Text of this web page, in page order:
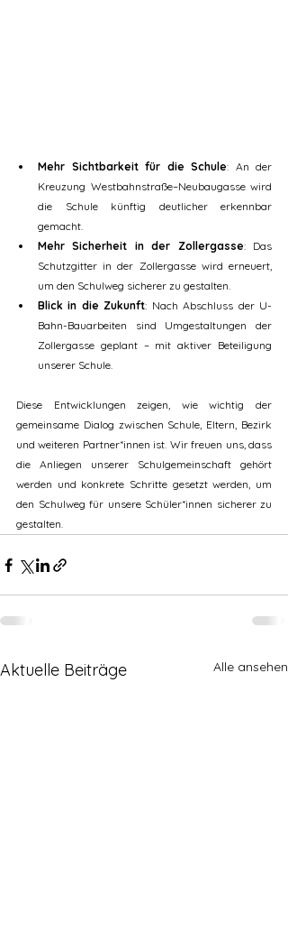
Mehr Sichtbarkeit für die Schule: An der
Kreuzung Westbahnstraße–Neubaugasse wird
die Schule künftig deutlicher erkennbar
gemacht.
Mehr Sicherheit in der Zollergasse: Das
Schutzgitter in der Zollergasse wird erneuert,
um den Schulweg sicherer zu gestalten.
Blick in die Zukunft: Nach Abschluss der U-
Bahn-Bauarbeiten sind Umgestaltungen der
Zollergasse geplant – mit aktiver Beteiligung
unserer Schule.
Diese Entwicklungen zeigen, wie wichtig der
gemeinsame Dialog zwischen Schule, Eltern, Bezirk
und weiteren Partner*innen ist. Wir freuen uns, dass
die Anliegen unserer Schulgemeinschaft gehört
werden und konkrete Schritte gesetzt werden, um
den Schulweg für unsere Schüler*innen sicherer zu
gestalten.
Aktuelle Beiträge Alle ansehen